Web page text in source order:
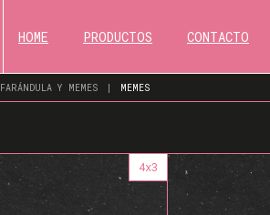
HOME PRODUCTOS CONTACTO
FARÁNDULA Y MEMES | MEMES
4x3